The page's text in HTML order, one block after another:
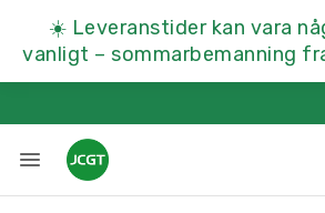
☀️ Leveranstider kan vara
vanligt – sommarbemanning